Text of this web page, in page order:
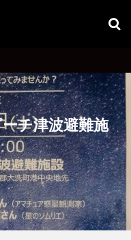
チ津波避難施